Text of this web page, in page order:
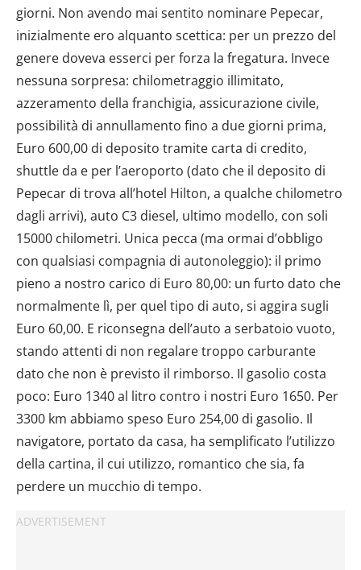
giorni. Non avendo mai sentito nominare Pepecar,
inizialmente ero alquanto scettica: per un prezzo del
genere doveva esserci per forza la fregatura. Invece
nessuna sorpresa: chilometraggio illimitato,
azzeramento della franchigia, assicurazione civile,
possibilità di annullamento fino a due giorni prima,
Euro 600,00 di deposito tramite carta di credito,
shuttle da e per l’aeroporto (dato che il deposito di
Pepecar di trova all’hotel Hilton, a qualche chilometro
dagli arrivi), auto C3 diesel, ultimo modello, con soli
15000 chilometri. Unica pecca (ma ormai d’obbligo
con qualsiasi compagnia di autonoleggio): il primo
pieno a nostro carico di Euro 80,00: un furto dato che
normalmente lì, per quel tipo di auto, si aggira sugli
Euro 60,00. E riconsegna dell’auto a serbatoio vuoto,
stando attenti di non regalare troppo carburante
dato che non è previsto il rimborso. Il gasolio costa
poco: Euro 1340 al litro contro i nostri Euro 1650. Per
3300 km abbiamo speso Euro 254,00 di gasolio. Il
navigatore, portato da casa, ha semplificato l’utilizzo
della cartina, il cui utilizzo, romantico che sia, fa
perdere un mucchio di tempo.